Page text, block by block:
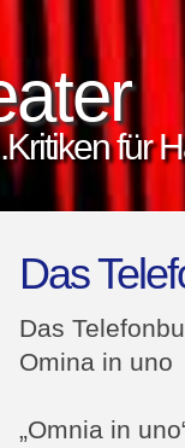
für
Das
Das
Omina in uno
„Omnia in